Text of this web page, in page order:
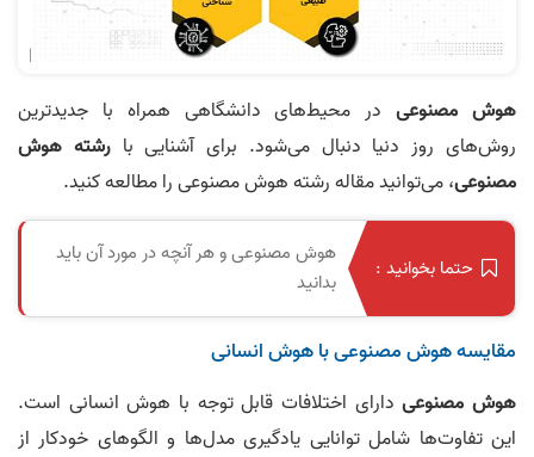
هوش مصنوعیدر محیط‌های دانشگاهی همراه با جدیدترین
روش‌های روز دنیا دنبال می‌شود. برای آشنایی بارشته هوش
مصنوعی، می‌توانید مقاله رشته هوش مصنوعی را مطالعه کنید.
حتما بخوانید :
هوش مصنوعی و هر آنچه در مورد آن باید
بدانید
مقایسه هوش مصنوعی با هوش انسانی
هوش مصنوعیدارای اختلافات قابل توجه با هوش انسانی است.
این تفاوت‌ها شامل توانایی یادگیری مدل‌ها و الگوهای خودکار از